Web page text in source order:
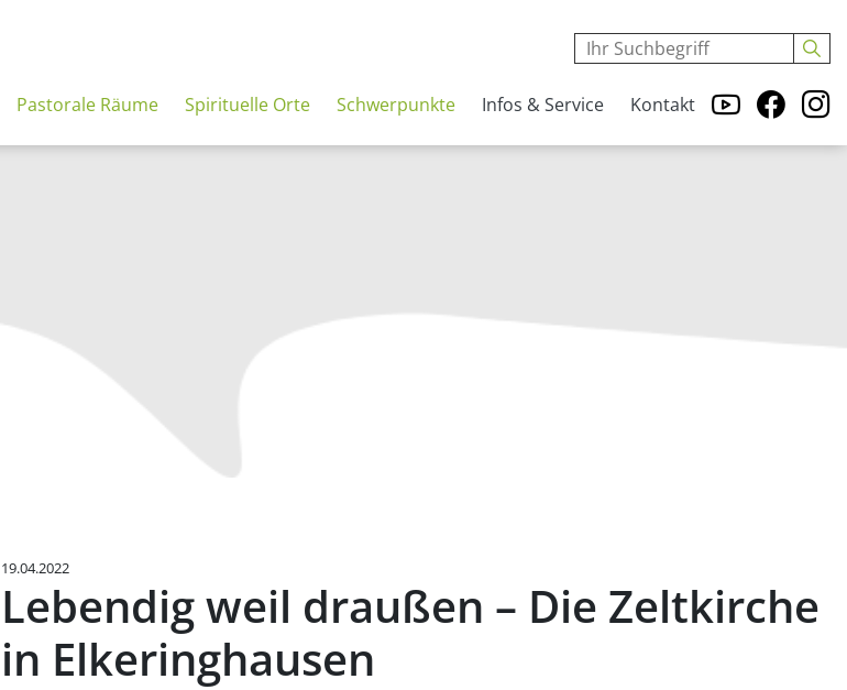
Pastorale Räume Spirituelle Orte Schwerpunkte Infos & Service Kontakt
19.04.2022
Lebendig weil draußen – Die Zeltkirche
in Elkeringhausen